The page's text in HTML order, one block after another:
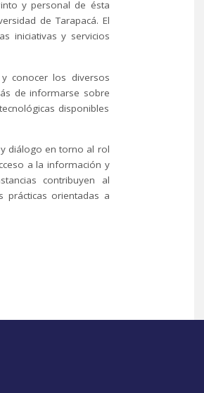
y personal de ésta
de Tarapacá. El
iniciativas y servicios
conocer los diversos
de informarse sobre
disponibles
diálogo en torno al rol
a la información y
contribuyen al
prácticas orientadas a